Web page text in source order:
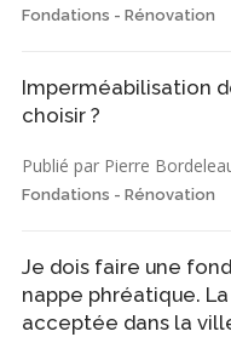
Fondations - Rénovation
Imperméabilisation
choisir ?
Publié par Pierre
Fondations - Rénovation
Je dois faire une
nappe phréatique.
acceptée dans la